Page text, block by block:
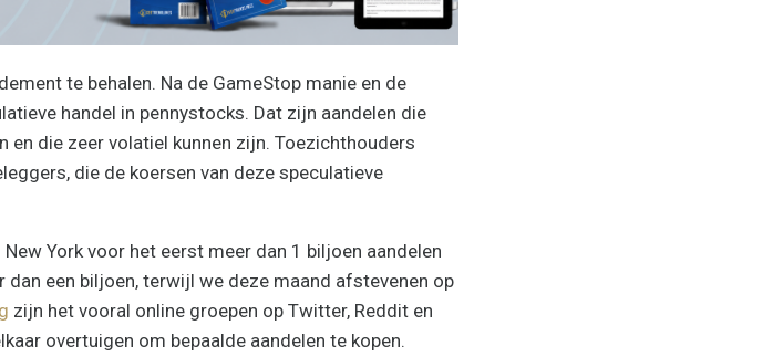
te behalen. Na de GameStop manie en de
handel in pennystocks. Dat zijn aandelen die
die zeer volatiel kunnen zijn. Toezichthouders
die de koersen van deze speculatieve
York voor het eerst meer dan 1 biljoen aandelen
een biljoen, terwijl we deze maand afstevenen op
zijn het vooral online groepen op Twitter, Reddit en
overtuigen om bepaalde aandelen te kopen.